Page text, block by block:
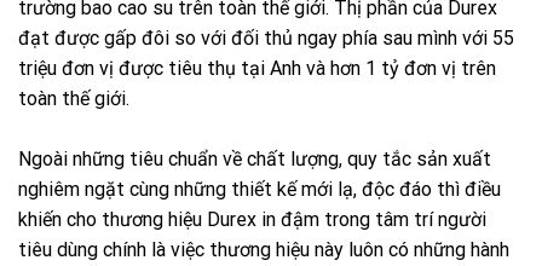
trường bao cao su trên toàn thế giới. Thị phần của Durex
đạt được gấp đôi so với đối thủ ngay phía sau mình với 55
triệu đơn vị được tiêu thụ tại Anh và hơn 1 tỷ đơn vị trên
toàn thế giới.
Ngoài những tiêu chuẩn về chất lượng, quy tắc sản xuất
nghiêm ngặt cùng những thiết kế mới lạ, độc đáo thì điều
khiến cho thương hiệu Durex in đậm trong tâm trí người
tiêu dùng chính là việc thương hiệu này luôn có những hành